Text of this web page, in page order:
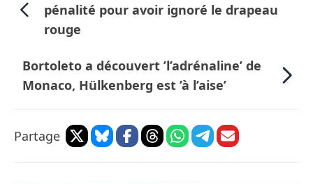
pénalité pour avoir ignoré le drapeau
rouge
Bortoleto a découvert ’l’adrénaline’ de
Monaco, Hülkenberg est ’à l’aise’
Partage